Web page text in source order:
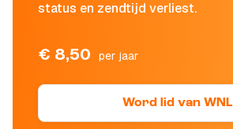
status en zendtijd verliest.
€ 8,50 per jaar
Word lid van WNL